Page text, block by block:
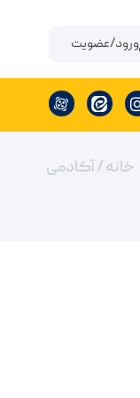
ورود/عضویت
خانه/ آکادمی